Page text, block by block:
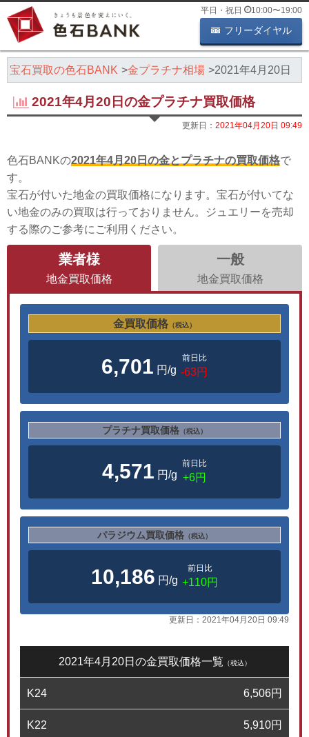
平日・祝日 10:00〜19:00
フリーダイヤル
宝石買取の色石BANK 金プラチナ相場 2021年4月20日
2021年4月20日の金プラチナ買取価格
更新日： 2021年04月20日 09:49
色石BANKの2021年4月20日の金とプラチナの買取価格で
す。
宝石が付いた地金の買取価格になります。宝石が付いてな
い地金のみの買取は行っておりません。ジュエリーを売却
する際のご参考にご利用ください。
業者様
地金買取価格
一般
地金買取価格
金買取価格 （税込）
6,701 円/g
前日比
-63円
プラチナ買取価格 （税込）
4,571 円/g
前日比
+6円
パラジウム買取価格 （税込）
10,186 円/g
前日比
+110円
更新日： 2021年04月20日 09:49
2021年4月20日の金買取価格一覧 （税込）
K24 6,506円
K22 5,910円